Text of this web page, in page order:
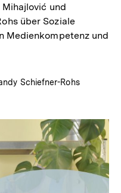
und
über Soziale
Medienkompetenz und
Schiefner-Rohs